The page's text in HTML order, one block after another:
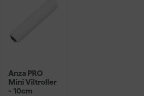
Anza PRO
Mini Viltroller
- 10cm